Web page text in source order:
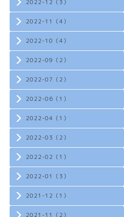
2022-12（3）
2022-11（4）
2022-10（4）
2022-09（2）
2022-07（2）
2022-06（1）
2022-04（1）
2022-03（2）
2022-02（1）
2022-01（3）
2021-12（1）
2021-11（2）